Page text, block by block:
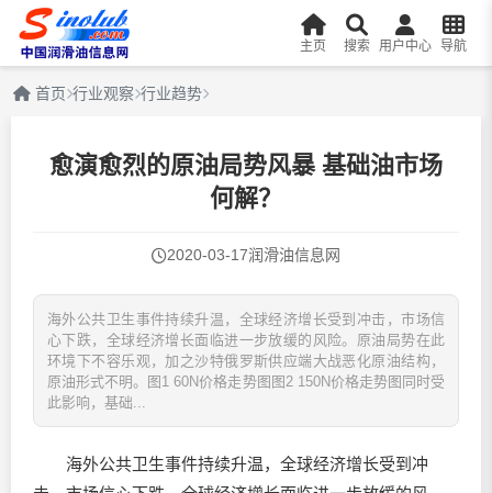
主页 搜索 用户中心 导航
首页 行业观察 行业趋势
愈演愈烈的原油局势风暴 基础油市场
何解？
2020-03-17润滑油信息网
海外公共卫生事件持续升温，全球经济增长受到冲击，市场信
心下跌，全球经济增长面临进一步放缓的风险。原油局势在此
环境下不容乐观，加之沙特俄罗斯供应端大战恶化原油结构，
原油形式不明。图1 60N价格走势图图2 150N价格走势图同时受
此影响，基础...
海外公共卫生事件持续升温，全球经济增长受到冲